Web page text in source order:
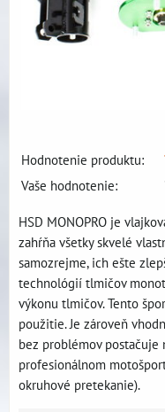
Hodnotenie produktu:
Vaše hodnotenie:
HSD MONOPRO je
zahŕňa všetky skvelé
samozrejme, ich ešte
technológií tlmičov
výkonu tlmičov. Tento
použitie. Je zároveň
bez problémov
profesionálnom
okruhové pretekanie).